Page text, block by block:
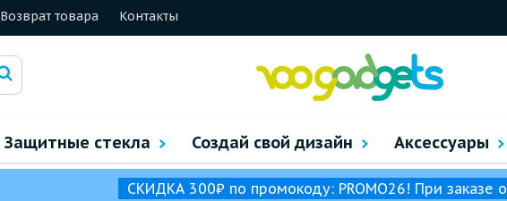
Возврат товара Контакты
Защитные стекла Создай свой дизайн Аксессуары
СКИДКА 300₽ по промокоду: PROMO26! При заказе